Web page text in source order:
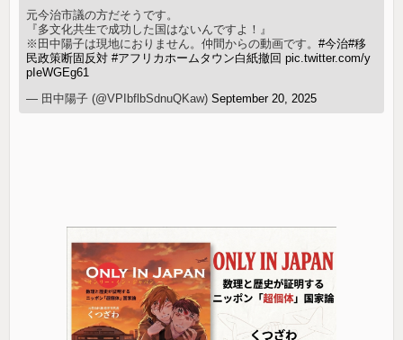
元今治市議の方だそうです。
『多文化共生で成功した国はないんですよ！』
※田中陽子は現地におりません。仲間からの動画です。#今治#移
民政策断固反対 #アフリカホームタウン白紙撤回 pic.twitter.com/y
pIeWGEg61
— 田中陽子 (@VPIbflbSdnuQKaw)September 20, 2025